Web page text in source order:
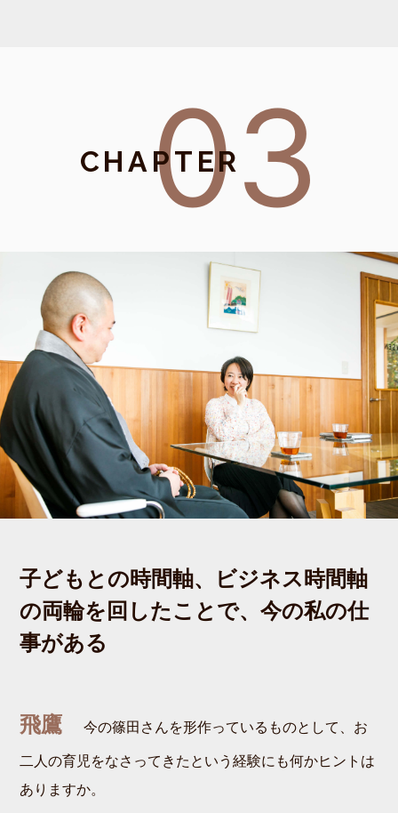
03
CHAPTER
子どもとの時間軸、ビジネス時間軸
の両輪を回したことで、今の私の仕
事がある
飛鷹今の篠田さんを形作っているものとして、お
二人の育児をなさってきたという経験にも何かヒントは
ありますか。